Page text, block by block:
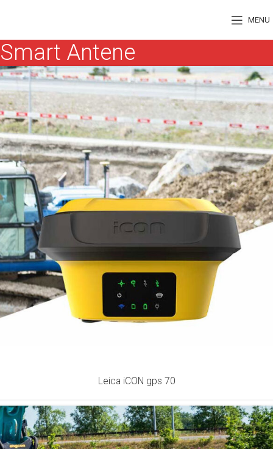
MENU
Smart Antene
Leica iCON gps 70